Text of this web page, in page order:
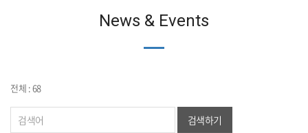
News & Events
전체 : 68
검색하기